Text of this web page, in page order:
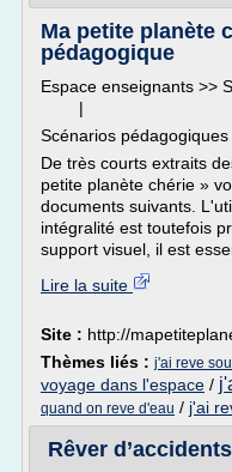
Ma petite planète
pédagogique
Espace enseignants >>
|
Scénarios pédagogiques
De très courts extraits
petite planète chérie »
documents suivants.
intégralité est toutefois
support visuel, il est
Lire la suite
Site : http://
Thèmes liés : j'ai reve
voyage dans l'espace /
quand on reve d'eau / j'ai
Rêver